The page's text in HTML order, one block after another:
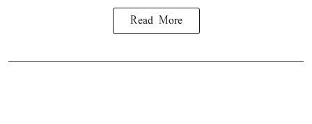
Read More